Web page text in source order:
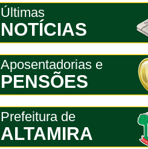
Últimas
NOTÍCIAS
Aposentadorias e
PENSÕES
Prefeitura de
ALTAMIRA